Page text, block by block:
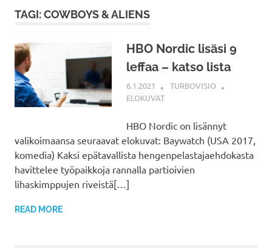
TAGI: COWBOYS & ALIENS
HBO Nordic lisäsi 9
leffaa – katso lista
6.1.2021
TURBOVISIO
ELOKUVAT
HBO Nordic on lisännyt
valikoimaansa seuraavat elokuvat: Baywatch (USA 2017,
komedia) Kaksi epätavallista hengenpelastajaehdokasta
havittelee työpaikkoja rannalla partioivien
lihaskimppujen riveistä[…]
READ MORE